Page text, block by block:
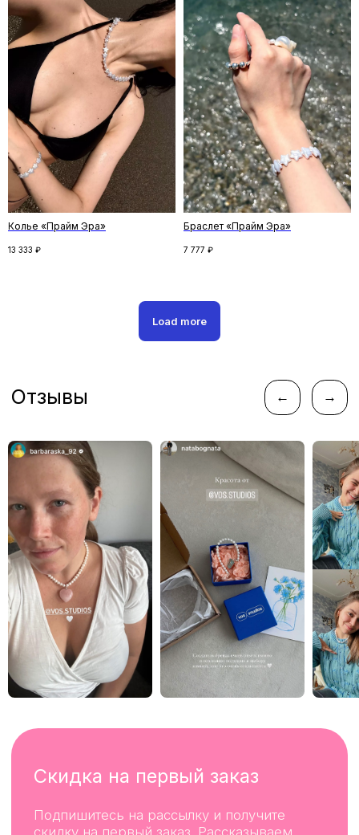
Колье «Прайм Эра»
13 333 ₽
Браслет «Прайм Эра»
7 777 ₽
Load more
Подпишитесь на рассылку и получите
скидку на первый заказ. Рассказываем
о новинках и спецпредложениях,
и делимся удивительными историями
Скидка на первый заказ
ПОДПИСАТЬСЯ
instagram*